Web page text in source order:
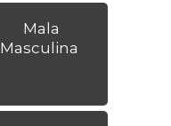
Mala
Masculina